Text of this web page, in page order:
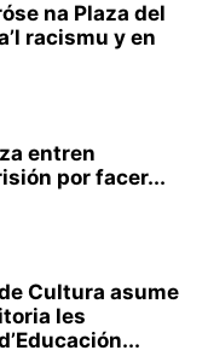
na Plaza del
racismu y en
entren
por facer...
Cultura asume
les